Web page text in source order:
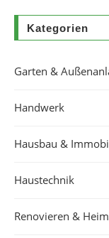
Kategorien
Garten &
Handwerk
Hausbau &
Haustechnik
Renovieren &